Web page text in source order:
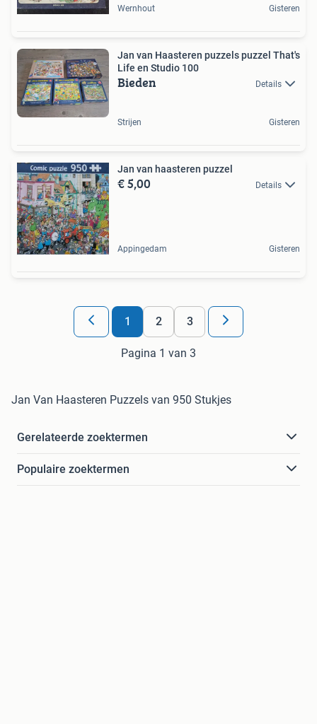
Wernhout Gisteren
Jan van Haasteren puzzels puzzel That's
Life en Studio 100
Bieden Details
Strijen Gisteren
Jan van haasteren puzzel
€ 5,00 Details
Appingedam Gisteren
1 2 3
Pagina 1 van 3
Jan Van Haasteren Puzzels van 950 Stukjes
Gerelateerde zoektermen
Populaire zoektermen